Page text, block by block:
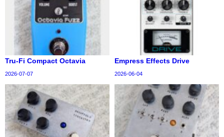
Tru-Fi Compact Octavia
2026-07-07
Empress Effects Drive
2026-06-04